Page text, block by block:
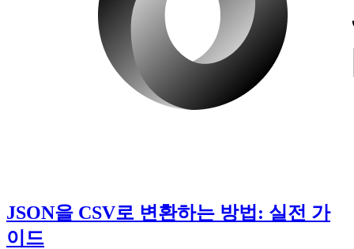
JSON을 CSV로 변환하는 방법: 실전 가
이드